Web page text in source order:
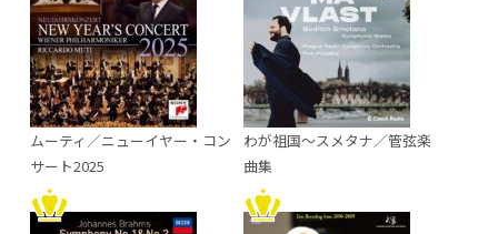
ムーティ／ニューイヤー・コン
サート2025
わが祖国～スメタナ／管弦楽
曲集